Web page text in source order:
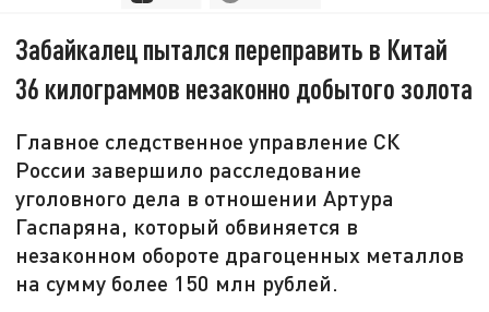
Забайкалец пытался переправить в Китай
36 килограммов незаконно добытого золота
Главное следственное управление СК
России завершило расследование
уголовного дела в отношении Артура
Гаспаряна, который обвиняется в
незаконном обороте драгоценных металлов
на сумму более 150 млн рублей.